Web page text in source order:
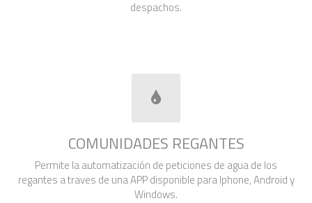
despachos.
COMUNIDADES REGANTES
Permite la automatización de peticiones de agua de los
regantes a traves de una APP disponible para Iphone, Android y
Windows.